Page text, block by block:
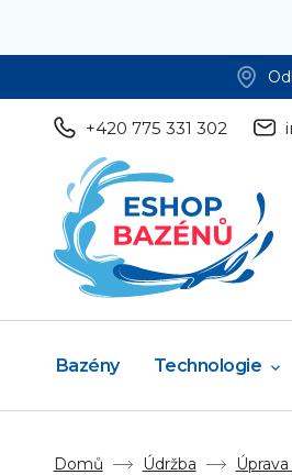
+420 775 331 302
Bazény Technologie
Domů Údržba